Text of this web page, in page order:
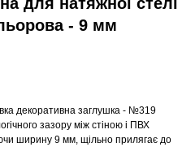
- 9 мм
декоративна заглушка - №319
зазору між стіною і ПВХ
ширину 9 мм, щільно прилягає до